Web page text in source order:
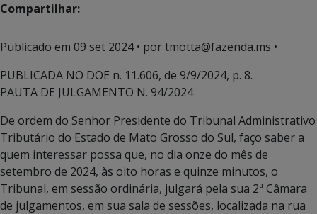
Compartilhar:
Publicado em 09 set 2024• por tmotta@fazenda.ms •
PUBLICADA NO DOE n. 11.606, de 9/9/2024, p. 8.
PAUTA DE JULGAMENTO N. 94/2024
De ordem do Senhor Presidente do Tribunal Administrativo
Tributário do Estado de Mato Grosso do Sul, faço saber a
quem interessar possa que, no dia onze do mês de
setembro de 2024, às oito horas e quinze minutos, o
Tribunal, em sessão ordinária, julgará pela sua 2ª Câmara
de julgamentos, em sua sala de sessões, localizada na rua